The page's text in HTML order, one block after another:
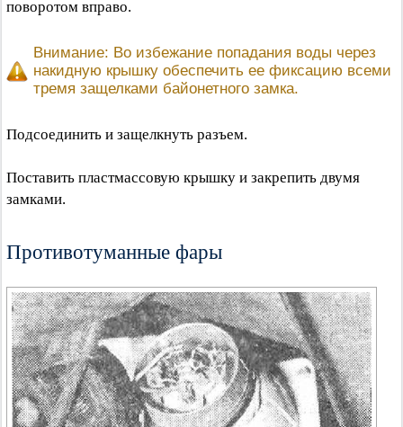
поворотом вправо.
Внимание: Во избежание попадания воды через
накидную крышку обеспечить ее фиксацию всеми
тремя защелками байонетного замка.
Подсоединить и защелкнуть разъем.
Поставить пластмассовую крышку и закрепить двумя
замками.
Противотуманные фары